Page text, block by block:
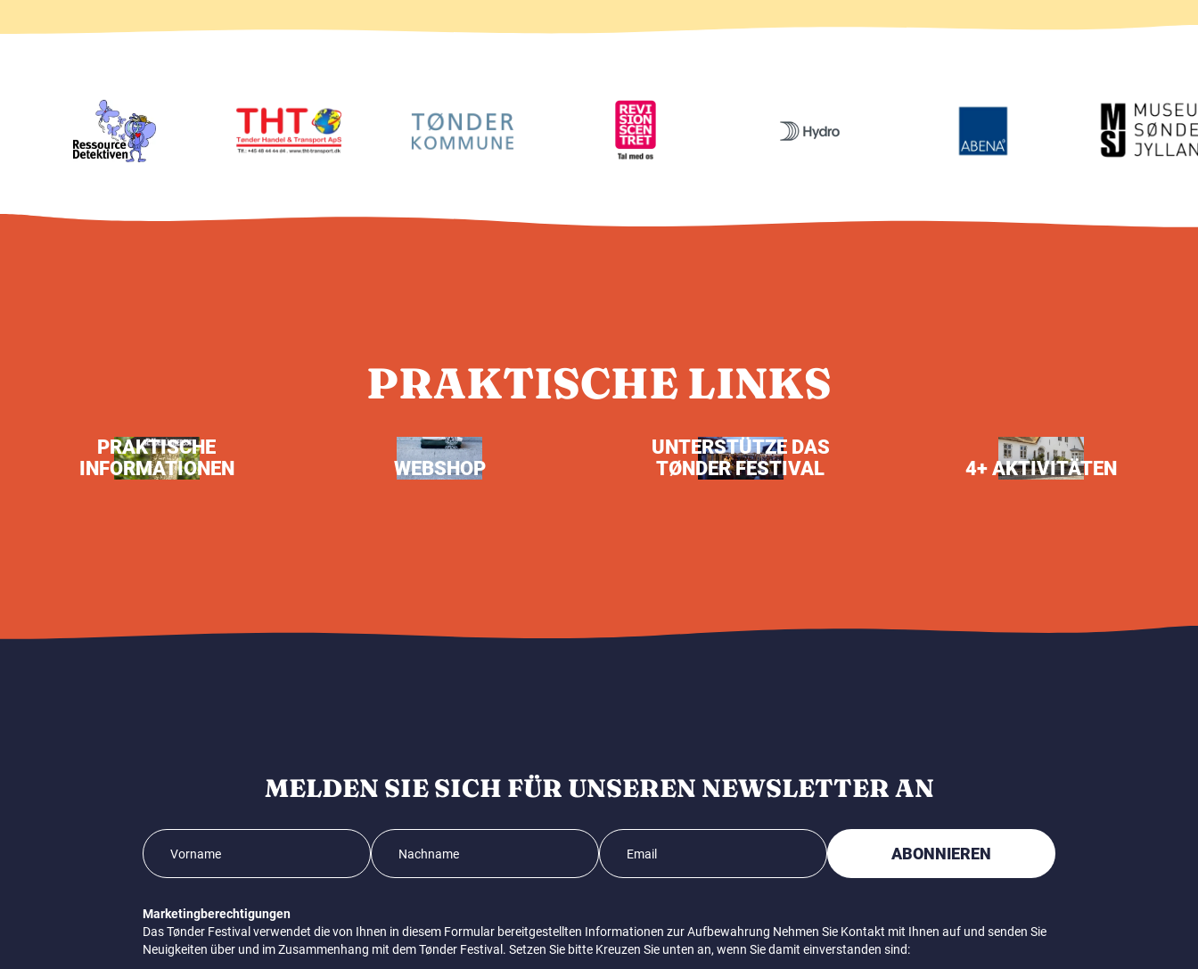
PRAKTISCHE LINKS
PRAKTISCHE
INFORMATIONEN
WEBSHOP
UNTERSTÜTZE DAS
TØNDER FESTIVAL
4+ AKTIVITÄTEN
MELDEN SIE SICH FÜR UNSEREN NEWSLETTER AN
ABONNIEREN
Marketingberechtigungen
Das Tønder Festival verwendet die von Ihnen in diesem Formular bereitgestellten Informationen zur Aufbewahrung Nehmen Sie Kontakt mit Ihnen auf und senden Sie
Neuigkeiten über und im Zusammenhang mit dem Tønder Festival. Setzen Sie bitte Kreuzen Sie unten an, wenn Sie damit einverstanden sind: